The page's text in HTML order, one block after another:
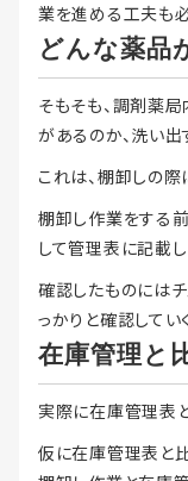
業を進める工夫も必
どんな薬品
そもそも、調剤薬
があるのか、洗い出
これは、棚卸しの
棚卸し作業をする
して管理表に記載し
確認したものにはチ
っかりと確認してい
在庫管理と
実際に在庫管理表
仮に在庫管理表と